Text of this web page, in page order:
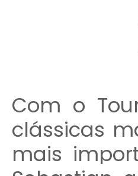
Com o
clássicas
mais